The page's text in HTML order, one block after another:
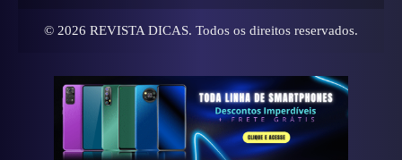
© 2026 REVISTA DICAS. Todos os direitos reservados.